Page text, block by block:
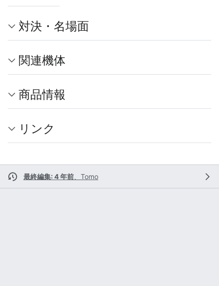
対決・名場面
関連機体
商品情報
リンク
最終編集: 4 年前 Tomo